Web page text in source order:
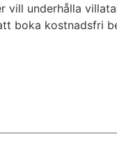
vill underhålla
boka kostnadsfri